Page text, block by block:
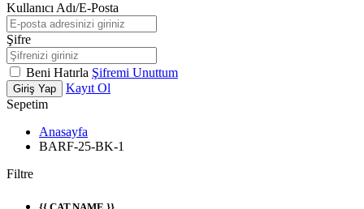
Kullanıcı Adı/E-Posta
Şifre
Beni Hatırla Şifremi Unuttum
Giriş Yap
Kayıt Ol
Sepetim
Anasayfa
BARF-25-BK-1
Filtre